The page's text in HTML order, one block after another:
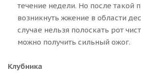
течение недели. Но после такой
возникнуть жжение в области
случае нельзя полоскать рот
можно получить сильный ожог.
Клубника